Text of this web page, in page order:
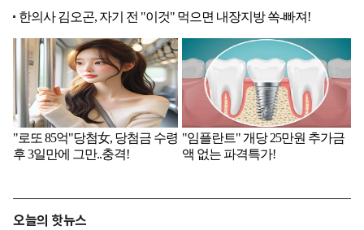
오늘의 핫뉴스